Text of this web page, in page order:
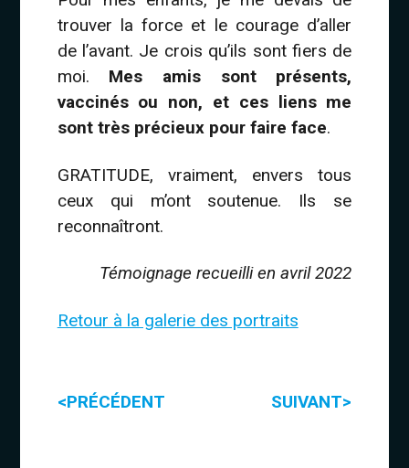
trouver la force et le courage d’aller
de l’avant. Je crois qu’ils sont fiers de
moi. Mes amis sont présents,
vaccinés ou non, et ces liens me
sont très précieux pour faire face.
GRATITUDE, vraiment, envers tous
ceux qui m’ont soutenue. Ils se
reconnaîtront.
Témoignage recueilli en avril 2022
Retour à la galerie des portraits
< >